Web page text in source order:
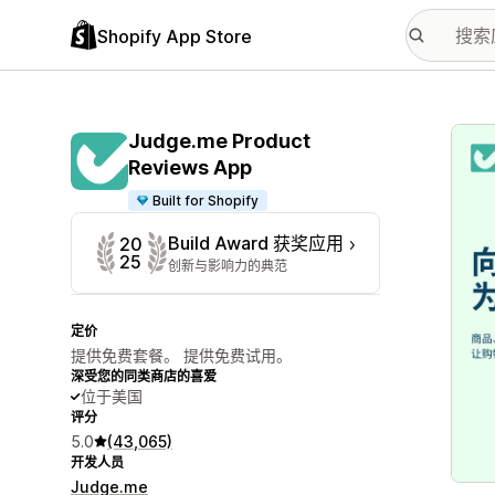
Shopify App Store
Judge.me Product
Reviews App
Built for Shopify
20
25
Build Award 获奖应用
创新与影响力的典范
定价
提供免费套餐。 提供免费试用。
深受您的同类商店的喜爱
位于美国
评分
5.0 (43,065)
开发人员
Judge.me
配图